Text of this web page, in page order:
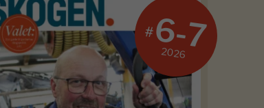
#6-7
2026